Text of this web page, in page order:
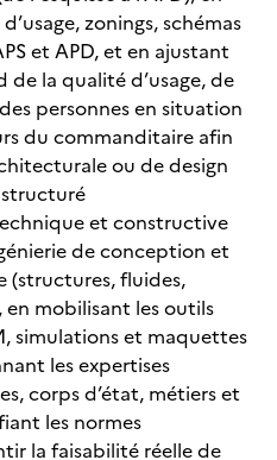
zonings, schémas
et APD, et en ajustant
de la qualité d’usage, de
personnes en situation
du commanditaire afin
ou de design
et constructive
de conception et
(structures, fluides,
mobilisant les outils
simulations et maquettes
les expertises
corps d’état, métiers et
les normes
la faisabilité réelle de